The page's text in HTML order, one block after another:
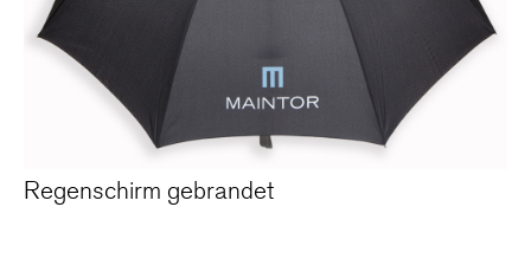
Regenschirm gebrandet